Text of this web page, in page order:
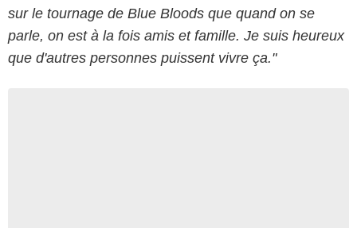
sur le tournage de Blue Bloods que quand on se
parle, on est à la fois amis et famille. Je suis heureux
que d'autres personnes puissent vivre ça."